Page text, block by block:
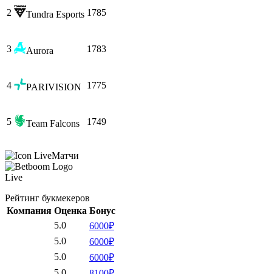
2 Tundra Esports 1785
3 Aurora 1783
4 PARIVISION 1775
5 Team Falcons 1749
Матчи
Live
Рейтинг букмекеров
Компания Оценка Бонус
5.0
6000₽
5.0
6000₽
5.0
6000₽